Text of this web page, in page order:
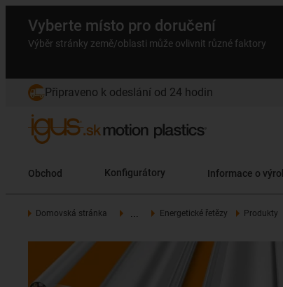
Vyberte místo pro doručení
Výběr stránky země/oblasti může ovlivnit různé faktory
Připraveno k odeslání od 24 hodin
Obchod Konfigurátory Informace o
Domovská stránka Energetické řetězy Produkty